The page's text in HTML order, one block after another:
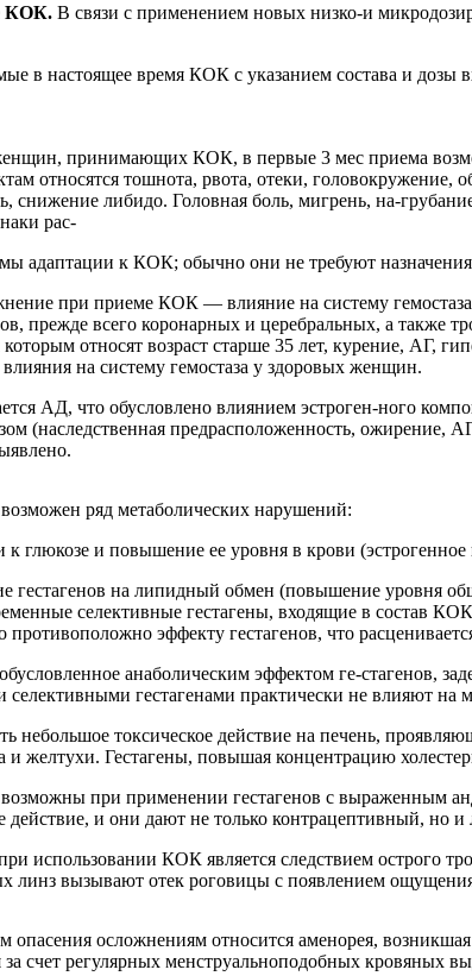
КОК. В связи с применением новых низко-и
в настоящее время КОК с указанием состава и дозы
принимающих КОК, в первые 3 мес приема
относятся тошнота, рвота, отеки,
снижение либидо. Головная боль, мигрень, на-
рас-
адаптации к КОК; обычно они не требуют
при приеме КОК — влияние на систему
прежде всего коронарных и церебральных, а также
относят возраст старше 35 лет, курение, АГ,
на систему гемостаза у здоровых женщин.
АД, что обусловлено влиянием эстроген-ного
(наследственная предрасположенность,
ряд метаболических нарушений:
к глюкозе и повышение ее уровня в крови
гестагенов на липидный обмен (повышение уровня
селективные гестагены, входящие в состав
эффекту гестагенов, что
анаболическим эффектом ге-стагенов,
селективными гестагенами практически не влияют на
небольшое токсическое действие на печень,
и желтухи. Гестагены, повышая концентрацию
при применении гестагенов с выраженным
действие, и они дают не только контрацептивный, но и
использовании КОК является следствием острого
линз вызывают отек роговицы с появлением
осложнениям относится аменорея,
счет регулярных менструальноподобных кровяных